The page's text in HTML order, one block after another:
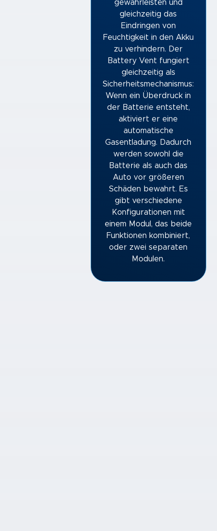
gewährleisten und
gleichzeitig das
Eindringen von
Feuchtigkeit in den Akku
zu verhindern. Der
Battery Vent fungiert
gleichzeitig als
Sicherheitsmechanismus:
Wenn ein Überdruck in
der Batterie entsteht,
aktiviert er eine
automatische
Gasentladung. Dadurch
werden sowohl die
Batterie als auch das
Auto vor größeren
Schäden bewahrt. Es
gibt verschiedene
Konfigurationen mit
einem Modul, das beide
Funktionen kombiniert,
oder zwei separaten
Modulen.